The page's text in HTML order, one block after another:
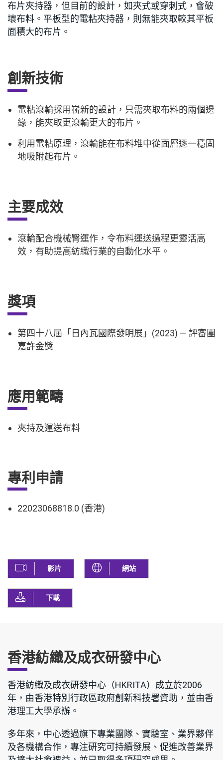
布片夾持器，但目前的設計，如夾式或穿刺式，會破
壞布料。平板型的電粘夾持器，則無能夾取較其平板
面積大的布片。
創新技術
電粘滾輪採用嶄新的設計，只需夾取布料的兩個邊
緣，能夾取更滾輪更大的布片。
利用電粘原理，滾輪能在布料堆中從面層逐一穩固
地吸附起布片。
主要成效
滾輪配合機械臀運作，令布料運送過程更靈活高
效，有助提高紡織行業的自動化水平。
獎項
第四十八屆「日內瓦國際發明展」(2023) — 評審團
嘉許金獎
應用範疇
夾持及運送布料
專利申請
22023068818.0 (香港)
影片 網站
下載
香港紡織及成衣研發中心
香港紡織及成衣研發中心（HKRITA）成立於2006
年，由香港特別行政區政府創新科技署資助，並由香
港理工大學承辦。
多年來，中心透過旗下專業團隊、實驗室、業界夥伴
及各機構合作，專注研究可持續發展、促進改善業界